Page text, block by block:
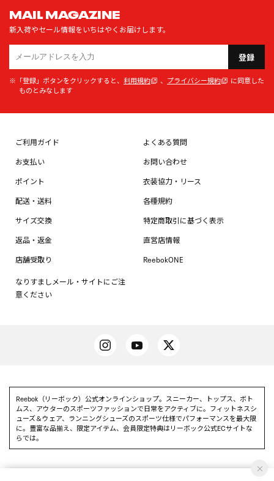
MAIL MAGAZINE
新入荷やセール情報をいちはやくお届けします。
登録
※「登録」ボタンをクリックすると、 利用規約 、 プライバシー規約
に同意した
ものとみなします
ご利用ガイド
お支払い
ポイント
配送・送料
サイズ交換
返品・返金
店舗受取り
なりすましメール・サイトにご注
意ください
よくある質問
お問い合わせ
衣装協力・リース
各種規約
特定商取引に基づく表示
直営店情報
ReebokONE
Reebok（リーボック）公式オンラインショップ。スニーカー、トップス、ボト
ムス、アウターのスポーツファッションで日常をアクティブに。フィットネスシ
ューズ＆ウェア、ランニングシューズのスポーツ仕様でパフォーマンスを最大限
に。豊富な品揃え、限定アイテム、会員限定特典はリーボック公式ECサイトな
らでは。